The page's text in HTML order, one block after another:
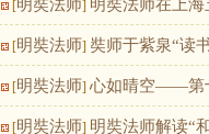
[明奘法师] 明奘法师在上
[明奘法师] 奘师于紫泉“读
[明奘法师] 心如晴空——第
[明奘法师] 明奘法师解读“